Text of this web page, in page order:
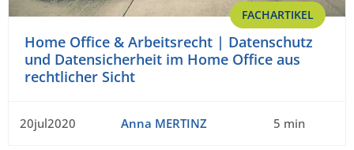
FACHARTIKEL
Home Office & Arbeitsrecht | Datenschutz
und Datensicherheit im Home Office aus
rechtlicher Sicht
20jul2020 Anna MERTINZ 5 min